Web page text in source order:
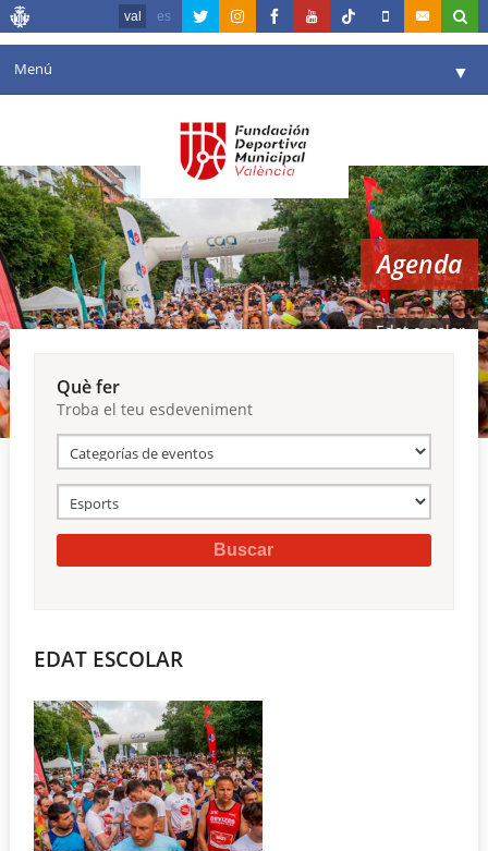
val es
Menú ▼
Agenda
Instal·lacions ▼
Comunicació ▼
València en esport ▼
Reserves
Agenda
Edat escolar
Què fer
Troba el teu esdeveniment
EDAT ESCOLAR